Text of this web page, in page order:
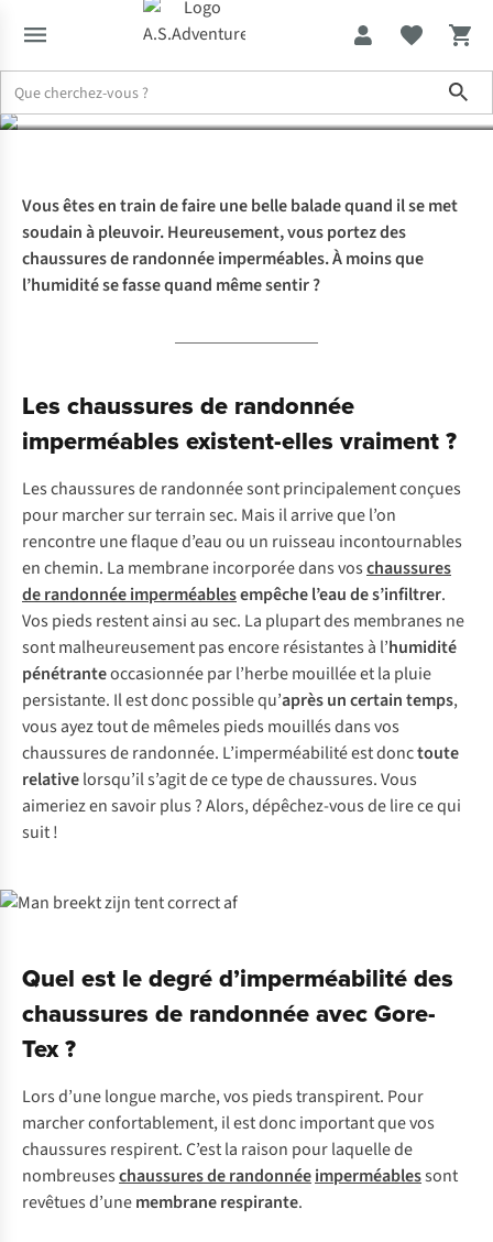
imperméables
Vous êtes en train de faire une belle balade quand il se met
soudain à pleuvoir. Heureusement, vous portez des
chaussures de randonnée imperméables. À moins que
l’humidité se fasse quand même sentir ?
Les chaussures de randonnée
imperméables existent-elles vraiment ?
Les chaussures de randonnée sont principalement conçues
pour marcher sur terrain sec. Mais il arrive que l’on
rencontre une flaque d’eau ou un ruisseau incontournables
en chemin. La membrane incorporée dans voschaussures
de randonnée imperméablesempêche l’eau de s’infiltrer.
Vos pieds restent ainsi au sec. La plupart des membranes ne
sont malheureusement pas encore résistantes à l’humidité
pénétranteoccasionnée par l’herbe mouillée et la pluie
persistante. Il est donc possible qu’après un certain temps,
vous ayez tout de mêmeles pieds mouillés dans vos
chaussures de randonnée. L’imperméabilité est donctoute
relativelorsqu’il s’agit de ce type de chaussures. Vous
aimeriez en savoir plus ? Alors, dépêchez-vous de lire ce qui
suit !
Quel est le degré d’imperméabilité des
chaussures de randonnée avec Gore-
Tex ?
Lors d’une longue marche, vos pieds transpirent. Pour
marcher confortablement, il est donc important que vos
chaussures respirent. C’est la raison pour laquelle de
nombreuseschaussures derandonnéeimperméablessont
revêtues d’unemembrane respirante.